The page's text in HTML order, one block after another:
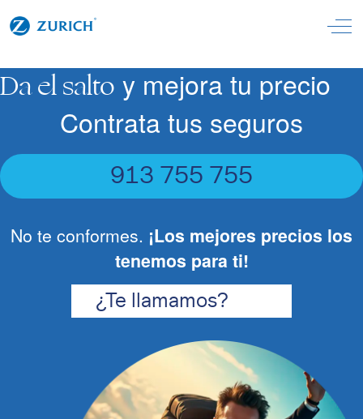
Off-
Da el salto y mejora tu precio
Contrata tus seguros
913 755 755
No te conformes. ¡Los mejores precios los
tenemos para ti!
¿Te llamamos?